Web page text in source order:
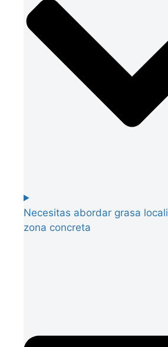
Necesitas abordar grasa
zona concreta